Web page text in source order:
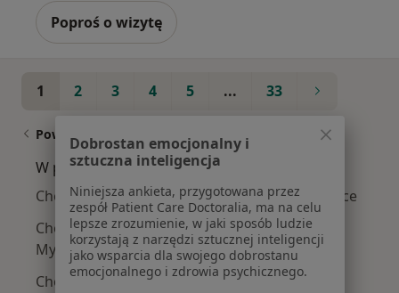
Poproś o wizytę
1 2 3 4 5 ... 33
Powiązane wyszukiwania
W pobliżu Krakowa
Choroba afektywna dwubiegunowa w Wieliczce
Choroba afektywna dwubiegunowa w
Myślenicach
Choroba afektywna dwubiegunowa w Bochni
Dobrostan emocjonalny i
sztuczna inteligencja
Niniejsza ankieta, przygotowana przez
zespół Patient Care Doctoralia, ma na celu
lepsze zrozumienie, w jaki sposób ludzie
korzystają z narzędzi sztucznej inteligencji
jako wsparcia dla swojego dobrostanu
emocjonalnego i zdrowia psychicznego.